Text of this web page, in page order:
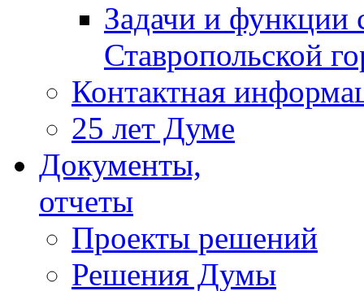
Задачи и функции
Ставропольской
Контактная
25 лет Думе
Документы,
отчеты
Проекты решений
Решения Думы